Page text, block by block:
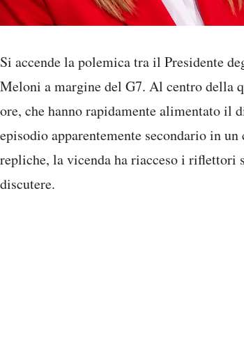
Si accende la polemica tra il Presidente
Meloni a margine del G7. Al centro della
ore, che hanno rapidamente alimentato
episodio apparentemente secondario in
repliche, la vicenda ha riacceso i riflettori
discutere.